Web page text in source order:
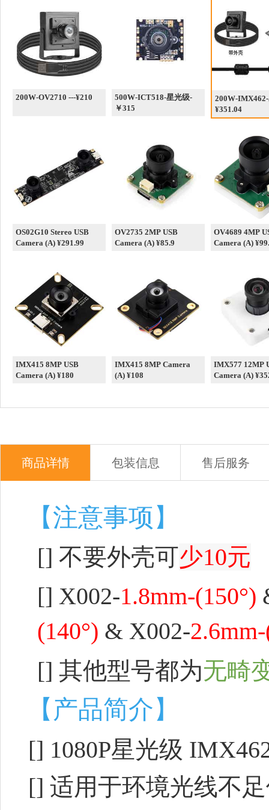
200W-OV2710 ---¥210
500W-ICT518-星光级-
￥315
200W-
¥351.04
OS02G10 Stereo USB
Camera (A) ¥291.99
OV2735 2MP USB
Camera (A) ¥85.9
OV4689 4MP
Camera (A)
IMX415 8MP USB
Camera (A) ¥180
IMX415 8MP Camera
(A) ¥108
IMX577 12MP
Camera (A)
商品详情 包装信息 售后服务
【注意事项】
[] 不要外壳可少10元
[] X002-1.8mm-(150°)
(140°) & X002-
[] 其他型号都为无畸
【产品简介】
[] 1080P星光级
[] 适用于环境光线不